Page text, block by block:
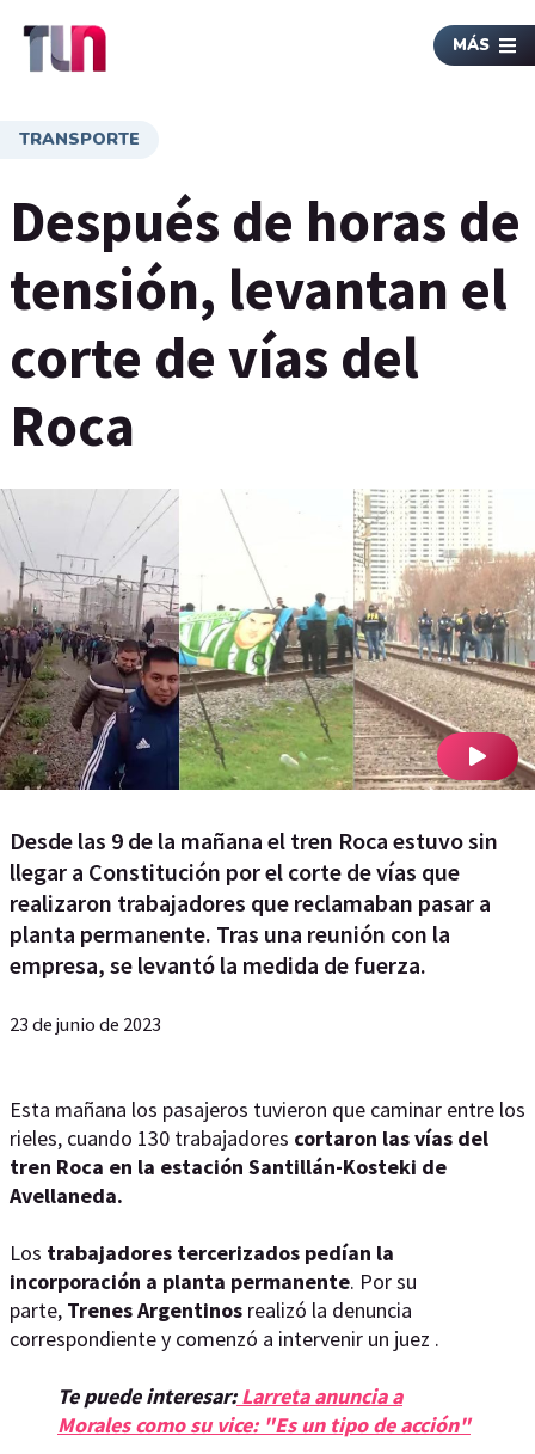
MÁS
TRANSPORTE
Después de horas de
tensión, levantan el
corte de vías del
Roca
Desde las 9 de la mañana el tren Roca estuvo sin
llegar a Constitución por el corte de vías que
realizaron trabajadores que reclamaban pasar a
planta permanente. Tras una reunión con la
empresa, se levantó la medida de fuerza.
23 de junio de 2023
Esta mañana los pasajeros tuvieron que caminar entre los
rieles, cuando 130 trabajadores cortaron las vías del
tren Roca en la estación Santillán-Kosteki de
Avellaneda.
Los trabajadores tercerizados pedían la
incorporación a planta permanente. Por su
parte, Trenes Argentinos realizó la denuncia
correspondiente y comenzó a intervenir un juez .
Te puede interesar:Larreta anuncia a
Morales como su vice: "Es un tipo de acción"